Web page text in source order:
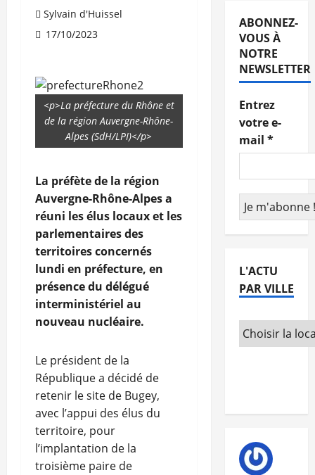
Sylvain d'Huissel
17/10/2023
<p>La préfecture du Rhône et
de la région Auvergne-Rhône-
Alpes (SdH/LPI)</p>
La préfète de la région
Auvergne-Rhône-Alpes a
réuni les élus locaux et les
parlementaires des
territoires concernés
lundi en préfecture, en
présence du délégué
interministériel au
nouveau nucléaire.
Le président de la
République a décidé de
retenir le site de Bugey,
avec l’appui des élus du
territoire, pour
l’implantation de la
troisième paire de
ABONNEZ-
VOUS À
NOTRE
NEWSLETTER
Entrez
votre e-
mail *
L'ACTU
PAR VILLE